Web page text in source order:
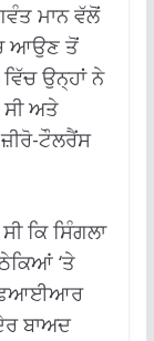
ਮਾਨ ਵੱਲੋਂ
ਆਉਣ ਤੋਂ
ਉਨ੍ਹਾਂ ਨੇ
ਸੀ ਅਤੇ
ਟੌਲਰੈਂਸ
ਕਿ ਸਿੰਗਲਾ
‘ਤੇ
ਐਫਆਈਆਰ
ਬਾਅਦ